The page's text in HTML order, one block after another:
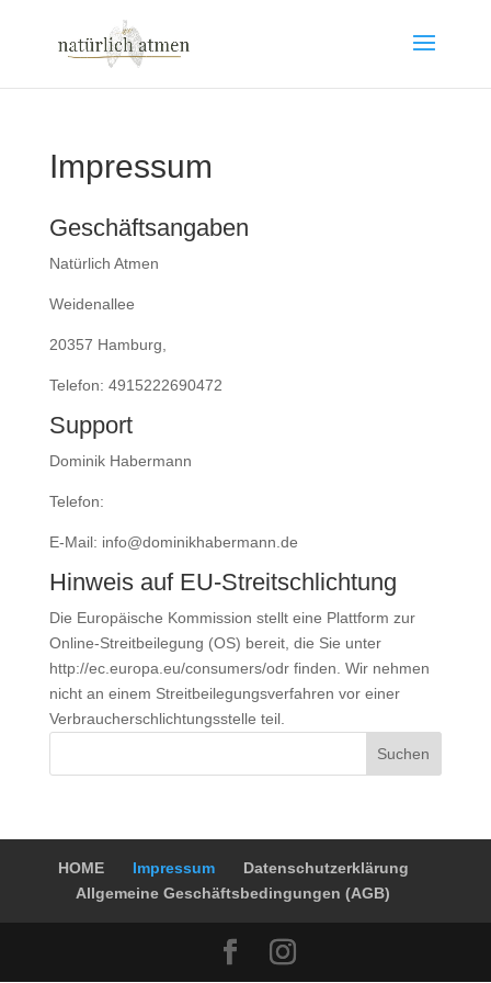
Impressum
Geschäftsangaben
Natürlich Atmen
Weidenallee
20357 Hamburg,
Telefon: 4915222690472
Support
Dominik Habermann
Telefon:
E-Mail: info@dominikhabermann.de
Hinweis auf EU-Streitschlichtung
Die Europäische Kommission stellt eine Plattform zur
Online-Streitbeilegung (OS) bereit, die Sie unter
http://ec.europa.eu/consumers/odr finden. Wir nehmen
nicht an einem Streitbeilegungsverfahren vor einer
Verbraucherschlichtungsstelle teil.
Suchen
HOME Impressum
Datenschutzerklärung
Allgemeine Geschäftsbedingungen (AGB)